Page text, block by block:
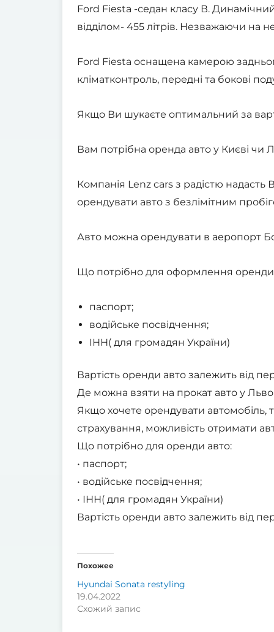
Ford Fiesta -седан класу В.
відділом- 455 літрів. Незважаючи на
Ford Fiesta оснащена камерою
кліматконтроль, передні та бокові
Якщо Ви шукаєте оптимальний за
Вам потрібна оренда авто у Києві чи
Компанія Lenz cars з радістю
орендувати авто з безлімітним
Авто можна орендувати в аеропорт
Що потрібно для оформлення оренди
паспорт;
водійське посвідчення;
ІНН( для громадян України)
Вартість оренди авто залежить від
Де можна взяти на прокат авто у
Якщо хочете орендувати автомобіль,
страхування, можливість отримати
Що потрібно для оренди авто:
• паспорт;
• водійське посвідчення;
• ІНН( для громадян України)
Вартість оренди авто залежить від
Похожее
Hyundai Sonata restyling
19.04.2022
Схожий запис